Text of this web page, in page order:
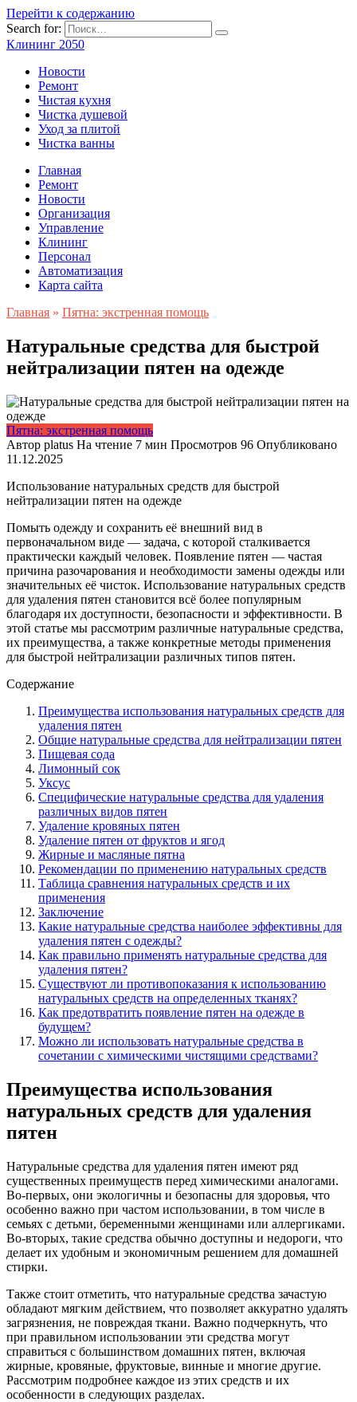
Перейти к содержанию
Search for:
Клининг 2050
Новости
Ремонт
Чистая кухня
Чистка душевой
Уход за плитой
Чистка ванны
Главная
Ремонт
Новости
Организация
Управление
Клининг
Персонал
Автоматизация
Карта сайта
Главная » Пятна: экстренная помощь
Натуральные средства для быстрой
нейтрализации пятен на одежде
Пятна: экстренная помощь
Автор platus На чтение 7 мин Просмотров 96 Опубликовано
11.12.2025
Использование натуральных средств для быстрой
нейтрализации пятен на одежде
Помыть одежду и сохранить её внешний вид в
первоначальном виде — задача, с которой сталкивается
практически каждый человек. Появление пятен — частая
причина разочарования и необходимости замены одежды или
значительных её чисток. Использование натуральных средств
для удаления пятен становится всё более популярным
благодаря их доступности, безопасности и эффективности. В
этой статье мы рассмотрим различные натуральные средства,
их преимущества, а также конкретные методы применения
для быстрой нейтрализации различных типов пятен.
Содержание
Преимущества использования натуральных средств для
удаления пятен
Общие натуральные средства для нейтрализации пятен
Пищевая сода
Лимонный сок
Уксус
Специфические натуральные средства для удаления
различных видов пятен
Удаление кровяных пятен
Удаление пятен от фруктов и ягод
Жирные и масляные пятна
Рекомендации по применению натуральных средств
Таблица сравнения натуральных средств и их
применения
Заключение
Какие натуральные средства наиболее эффективны для
удаления пятен с одежды?
Как правильно применять натуральные средства для
удаления пятен?
Существуют ли противопоказания к использованию
натуральных средств на определенных тканях?
Как предотвратить появление пятен на одежде в
будущем?
Можно ли использовать натуральные средства в
сочетании с химическими чистящими средствами?
Преимущества использования
натуральных средств для удаления
пятен
Натуральные средства для удаления пятен имеют ряд
существенных преимуществ перед химическими аналогами.
Во-первых, они экологичны и безопасны для здоровья, что
особенно важно при частом использовании, в том числе в
семьях с детьми, беременными женщинами или аллергиками.
Во-вторых, такие средства обычно доступны и недороги, что
делает их удобным и экономичным решением для домашней
стирки.
Также стоит отметить, что натуральные средства зачастую
обладают мягким действием, что позволяет аккуратно удалять
загрязнения, не повреждая ткани. Важно подчеркнуть, что
при правильном использовании эти средства могут
справиться с большинством домашних пятен, включая
жирные, кровяные, фруктовые, винные и многие другие.
Рассмотрим подробнее каждое из этих средств и их
особенности в следующих разделах.